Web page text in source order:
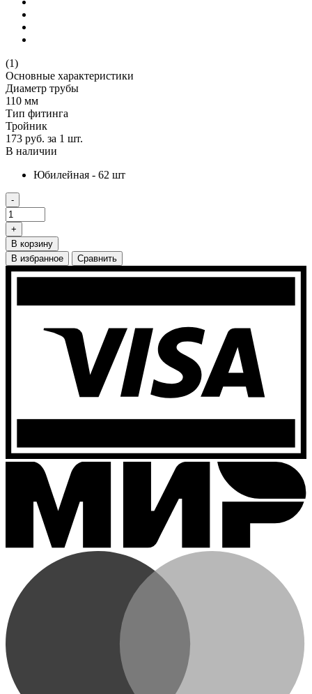
(1)
Основные характеристики
Диаметр трубы
110 мм
Тип фитинга
Тройник
173 руб. за 1 шт.
В наличии
Юбилейная - 62 шт
-
+
В корзину
В избранное
Сравнить